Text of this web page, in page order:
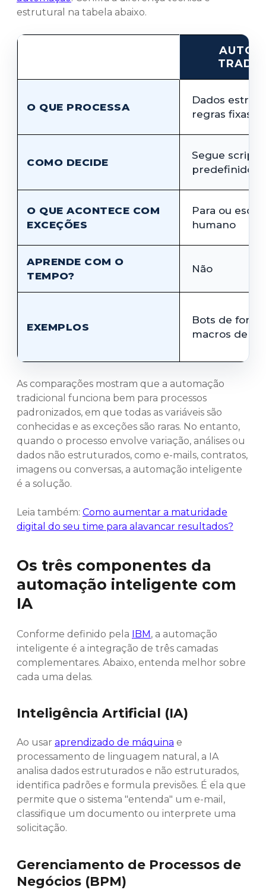
estrutural na tabela abaixo.
O QUE PROCESSA
Dados
regras fixas
COMO DECIDE
Segue scripts
predefinidos
O QUE ACONTECE COM
EXCEÇÕES
Para ou
humano
APRENDE COM O
TEMPO?
Não
EXEMPLOS
Bots de
macros de
As comparações mostram que a automação
tradicional funciona bem para processos
padronizados, em que todas as variáveis são
conhecidas e as exceções são raras. No entanto,
quando o processo envolve variação, análises ou
dados não estruturados, como e-mails, contratos,
imagens ou conversas, a automação inteligente
é a solução.
Leia também: Como aumentar a maturidade
digital do seu time para alavancar resultados?
Os três componentes da
automação inteligente com
IA
Conforme definido pela IBM, a automação
inteligente é a integração de três camadas
complementares. Abaixo, entenda melhor sobre
cada uma delas.
Inteligência Artificial (IA)
Ao usar aprendizado de máquina e
processamento de linguagem natural, a IA
analisa dados estruturados e não estruturados,
identifica padrões e formula previsões. É ela que
permite que o sistema "entenda" um e-mail,
classifique um documento ou interprete uma
solicitação.
Gerenciamento de Processos de
Negócios (BPM)